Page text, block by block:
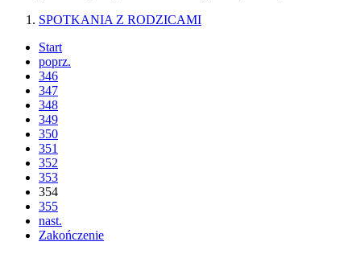
SPOTKANIA Z RODZICAMI
Start
poprz.
346
347
348
349
350
351
352
353
354
355
nast.
Zakończenie